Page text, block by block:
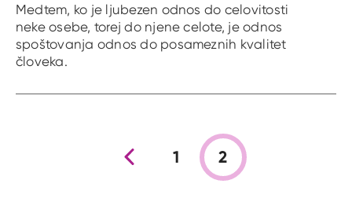
Medtem, ko je ljubezen odnos do celovitosti
neke osebe, torej do njene celote, je odnos
spoštovanja odnos do posameznih kvalitet
človeka.
Prejšnja stran
1 2